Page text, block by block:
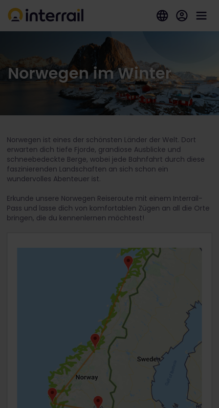
Norwegen im Winter
Norwegen ist eines der schönsten Länder der Welt. Dort
erwarten dich tiefe Fjorde, grandiose Ausblicke und
schneebedeckte Berge, wobei jede Bahnfahrt durch diese
faszinierenden Landschaften an sich schon ein
wundervolles Abenteuer ist.
Erkunde unsere Norwegen Reiseroute mit einem Interrail-
Pass und lasse dich von komfortablen Zügen an all die Orte
bringen, die du kennenlernen möchtest!